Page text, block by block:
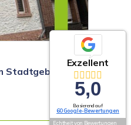
Stadtgebiet
Exzellent
5,0
Basierend auf
60 Google-Bewertungen
Echtheit von Bewertungen